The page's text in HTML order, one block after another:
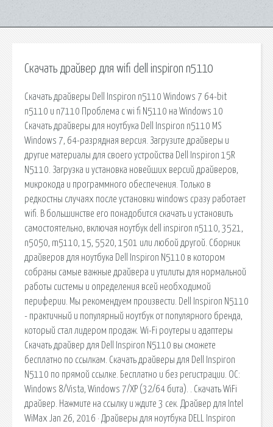
Скачать драйвер для wifi dell inspiron n5110
Скачать драйверы Dell Inspiron n5110 Windows 7 64-bit
n5110 и n7110 Проблема с wi fi N5110 на Windows 10
Скачать драйверы для ноутбука Dell Inspiron n5110 MS
Windows 7, 64-разрядная версия. Загрузите драйверы и
другие материалы для своего устройства Dell Inspiron 15R
N5110. Загрузка и установка новейших версий драйверов,
микрокода и программного обеспечения. Только в
редкостны случаях после установки windows сразу работает
wifi. В большинстве его понадобится скачать и установить
самостоятельно, включая ноутбук dell inspiron n5110, 3521,
n5050, m5110, 15, 5520, 1501 или любой другой. Сборник
драйверов для ноутбука Dell Inspiron N5110 в котором
собраны самые важные драйвера и утилиты для нормальной
работы системы и определения всей необходимой
периферии. Мы рекомендуем произвести. Dell Inspiron N5110
- практичный и популярный ноутбук от популярного бренда,
который стал лидером продаж. Wi-Fi роутеры и адаптеры
Скачать драйвер для Dell Inspiron N5110 вы сможете
бесплатно по ссылкам. Скачать драйверы для Dell Inspiron
N5110 по прямой ссылке. Бесплатно и без регистрации. ОС:
Windows 8/Vista, Windows 7/XP (32/64 бита). . Скачать WiFi
драйвер. Нажмите на ссылку и ждите 3 сек. Драйвер для Intel
WiMax Jan 26, 2016 · Драйверы для ноутбука DELL Inspiron